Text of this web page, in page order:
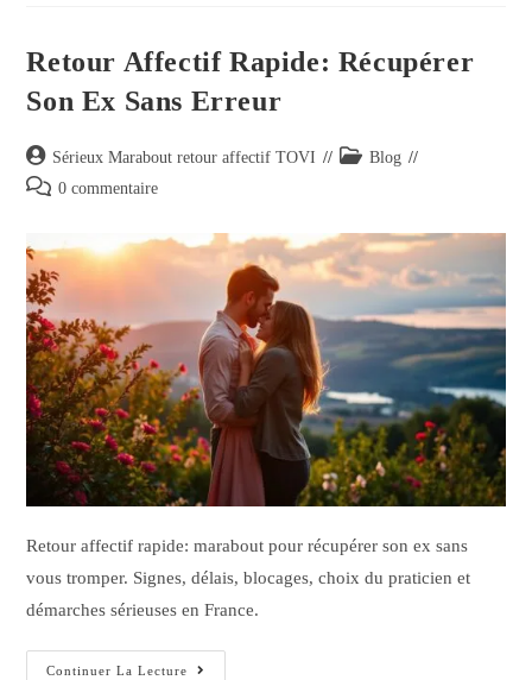
Retour Affectif Rapide: Récupérer
Son Ex Sans Erreur
Sérieux Marabout retour affectif TOVI
Blog
0 commentaire
Retour affectif rapide: marabout pour récupérer son ex sans
vous tromper. Signes, délais, blocages, choix du praticien et
démarches sérieuses en France.
Continuer La Lecture